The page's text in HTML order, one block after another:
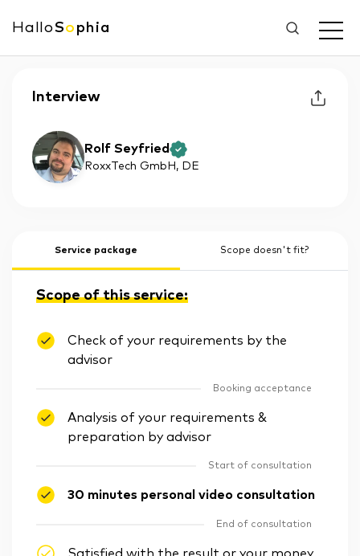
HalloSo phia
Interview
Rolf Seyfried
RoxxTech GmbH , DE
Service package Scope doesn't fit?
Scope of this service:
Check of your requirements by the
advisor
Booking acceptance
Analysis of your requirements &
preparation by advisor
Start of consultation
30 minutes personal video consultation
End of consultation